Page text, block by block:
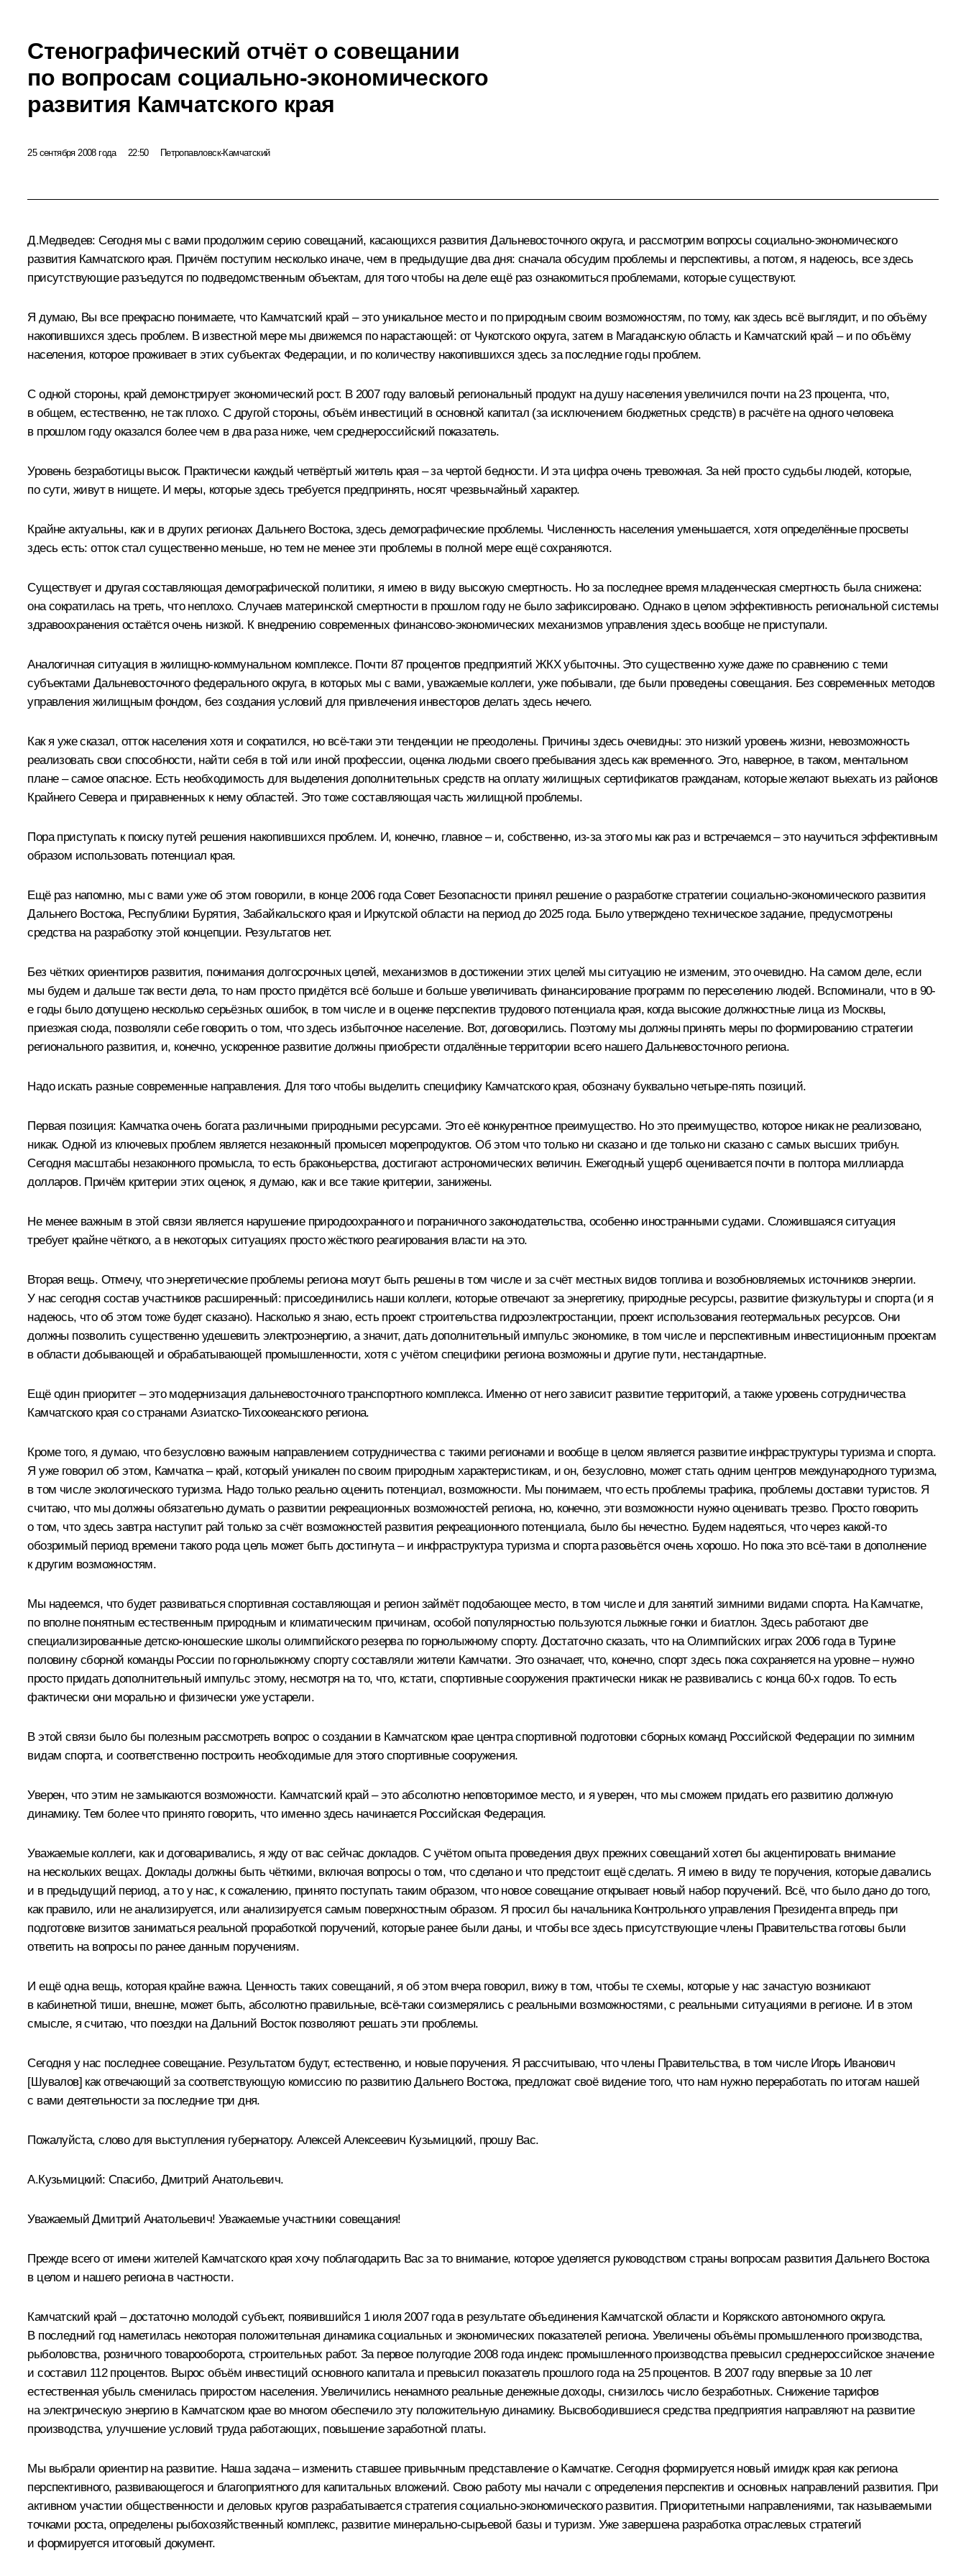
Стенографический отчёт о совещании
по вопросам социально-экономического
развития Камчатского края
25 сентября 2008 года 22:50 Петропавловск-Камчатский
Д.Медведев: Сегодня мы с вами продолжим серию совещаний, касающихся развития Дальневосточного округа, и рассмотрим вопросы социально-экономического
развития Камчатского края. Причём поступим несколько иначе, чем в предыдущие два дня: сначала обсудим проблемы и перспективы, а потом, я надеюсь, все здесь
присутствующие разъедутся по подведомственным объектам, для того чтобы на деле ещё раз ознакомиться проблемами, которые существуют.
Я думаю, Вы все прекрасно понимаете, что Камчатский край – это уникальное место и по природным своим возможностям, по тому, как здесь всё выглядит, и по объёму
накопившихся здесь проблем. В известной мере мы движемся по нарастающей: от Чукотского округа, затем в Магаданскую область и Камчатский край – и по объёму
населения, которое проживает в этих субъектах Федерации, и по количеству накопившихся здесь за последние годы проблем.
С одной стороны, край демонстрирует экономический рост. В 2007 году валовый региональный продукт на душу населения увеличился почти на 23 процента, что,
в общем, естественно, не так плохо. С другой стороны, объём инвестиций в основной капитал (за исключением бюджетных средств) в расчёте на одного человека
в прошлом году оказался более чем в два раза ниже, чем среднероссийский показатель.
Уровень безработицы высок. Практически каждый четвёртый житель края – за чертой бедности. И эта цифра очень тревожная. За ней просто судьбы людей, которые,
по сути, живут в нищете. И меры, которые здесь требуется предпринять, носят чрезвычайный характер.
Крайне актуальны, как и в других регионах Дальнего Востока, здесь демографические проблемы. Численность населения уменьшается, хотя определённые просветы
здесь есть: отток стал существенно меньше, но тем не менее эти проблемы в полной мере ещё сохраняются.
Существует и другая составляющая демографической политики, я имею в виду высокую смертность. Но за последнее время младенческая смертность была снижена:
она сократилась на треть, что неплохо. Случаев материнской смертности в прошлом году не было зафиксировано. Однако в целом эффективность региональной системы
здравоохранения остаётся очень низкой. К внедрению современных финансово-экономических механизмов управления здесь вообще не приступали.
Аналогичная ситуация в жилищно-коммунальном комплексе. Почти 87 процентов предприятий ЖКХ убыточны. Это существенно хуже даже по сравнению с теми
субъектами Дальневосточного федерального округа, в которых мы с вами, уважаемые коллеги, уже побывали, где были проведены совещания. Без современных методов
управления жилищным фондом, без создания условий для привлечения инвесторов делать здесь нечего.
Как я уже сказал, отток населения хотя и сократился, но всё‑таки эти тенденции не преодолены. Причины здесь очевидны: это низкий уровень жизни, невозможность
реализовать свои способности, найти себя в той или иной профессии, оценка людьми своего пребывания здесь как временного. Это, наверное, в таком, ментальном
плане – самое опасное. Есть необходимость для выделения дополнительных средств на оплату жилищных сертификатов гражданам, которые желают выехать из районов
Крайнего Севера и приравненных к нему областей. Это тоже составляющая часть жилищной проблемы.
Пора приступать к поиску путей решения накопившихся проблем. И, конечно, главное – и, собственно, из‑за этого мы как раз и встречаемся – это научиться эффективным
образом использовать потенциал края.
Ещё раз напомню, мы с вами уже об этом говорили, в конце 2006 года Совет Безопасности принял решение о разработке стратегии социально-экономического развития
Дальнего Востока, Республики Бурятия, Забайкальского края и Иркутской области на период до 2025 года. Было утверждено техническое задание, предусмотрены
средства на разработку этой концепции. Результатов нет.
Без чётких ориентиров развития, понимания долгосрочных целей, механизмов в достижении этих целей мы ситуацию не изменим, это очевидно. На самом деле, если
мы будем и дальше так вести дела, то нам просто придётся всё больше и больше увеличивать финансирование программ по переселению людей. Вспоминали, что в 90-
е годы было допущено несколько серьёзных ошибок, в том числе и в оценке перспектив трудового потенциала края, когда высокие должностные лица из Москвы,
приезжая сюда, позволяли себе говорить о том, что здесь избыточное население. Вот, договорились. Поэтому мы должны принять меры по формированию стратегии
регионального развития, и, конечно, ускоренное развитие должны приобрести отдалённые территории всего нашего Дальневосточного региона.
Надо искать разные современные направления. Для того чтобы выделить специфику Камчатского края, обозначу буквально четыре-пять позиций.
Первая позиция: Камчатка очень богата различными природными ресурсами. Это её конкурентное преимущество. Но это преимущество, которое никак не реализовано,
никак. Одной из ключевых проблем является незаконный промысел морепродуктов. Об этом что только ни сказано и где только ни сказано с самых высших трибун.
Сегодня масштабы незаконного промысла, то есть браконьерства, достигают астрономических величин. Ежегодный ущерб оценивается почти в полтора миллиарда
долларов. Причём критерии этих оценок, я думаю, как и все такие критерии, занижены.
Не менее важным в этой связи является нарушение природоохранного и пограничного законодательства, особенно иностранными судами. Сложившаяся ситуация
требует крайне чёткого, а в некоторых ситуациях просто жёсткого реагирования власти на это.
Вторая вещь. Отмечу, что энергетические проблемы региона могут быть решены в том числе и за счёт местных видов топлива и возобновляемых источников энергии.
У нас сегодня состав участников расширенный: присоединились наши коллеги, которые отвечают за энергетику, природные ресурсы, развитие физкультуры и спорта (и я
надеюсь, что об этом тоже будет сказано). Насколько я знаю, есть проект строительства гидроэлектростанции, проект использования геотермальных ресурсов. Они
должны позволить существенно удешевить электроэнергию, а значит, дать дополнительный импульс экономике, в том числе и перспективным инвестиционным проектам
в области добывающей и обрабатывающей промышленности, хотя с учётом специфики региона возможны и другие пути, нестандартные.
Ещё один приоритет – это модернизация дальневосточного транспортного комплекса. Именно от него зависит развитие территорий, а также уровень сотрудничества
Камчатского края со странами Азиатско-Тихоокеанского региона.
Кроме того, я думаю, что безусловно важным направлением сотрудничества с такими регионами и вообще в целом является развитие инфраструктуры туризма и спорта.
Я уже говорил об этом, Камчатка – край, который уникален по своим природным характеристикам, и он, безусловно, может стать одним центров международного туризма,
в том числе экологического туризма. Надо только реально оценить потенциал, возможности. Мы понимаем, что есть проблемы трафика, проблемы доставки туристов. Я
считаю, что мы должны обязательно думать о развитии рекреационных возможностей региона, но, конечно, эти возможности нужно оценивать трезво. Просто говорить
о том, что здесь завтра наступит рай только за счёт возможностей развития рекреационного потенциала, было бы нечестно. Будем надеяться, что через какой‑то
обозримый период времени такого рода цель может быть достигнута – и инфраструктура туризма и спорта разовьётся очень хорошо. Но пока это всё‑таки в дополнение
к другим возможностям.
Мы надеемся, что будет развиваться спортивная составляющая и регион займёт подобающее место, в том числе и для занятий зимними видами спорта. На Камчатке,
по вполне понятным естественным природным и климатическим причинам, особой популярностью пользуются лыжные гонки и биатлон. Здесь работают две
специализированные детско-юношеские школы олимпийского резерва по горнолыжному спорту. Достаточно сказать, что на Олимпийских играх 2006 года в Турине
половину сборной команды России по горнолыжному спорту составляли жители Камчатки. Это означает, что, конечно, спорт здесь пока сохраняется на уровне – нужно
просто придать дополнительный импульс этому, несмотря на то, что, кстати, спортивные сооружения практически никак не развивались с конца 60-х годов. То есть
фактически они морально и физически уже устарели.
В этой связи было бы полезным рассмотреть вопрос о создании в Камчатском крае центра спортивной подготовки сборных команд Российской Федерации по зимним
видам спорта, и соответственно построить необходимые для этого спортивные сооружения.
Уверен, что этим не замыкаются возможности. Камчатский край – это абсолютно неповторимое место, и я уверен, что мы сможем придать его развитию должную
динамику. Тем более что принято говорить, что именно здесь начинается Российская Федерация.
Уважаемые коллеги, как и договаривались, я жду от вас сейчас докладов. С учётом опыта проведения двух прежних совещаний хотел бы акцентировать внимание
на нескольких вещах. Доклады должны быть чёткими, включая вопросы о том, что сделано и что предстоит ещё сделать. Я имею в виду те поручения, которые давались
и в предыдущий период, а то у нас, к сожалению, принято поступать таким образом, что новое совещание открывает новый набор поручений. Всё, что было дано до того,
как правило, или не анализируется, или анализируется самым поверхностным образом. Я просил бы начальника Контрольного управления Президента впредь при
подготовке визитов заниматься реальной проработкой поручений, которые ранее были даны, и чтобы все здесь присутствующие члены Правительства готовы были
ответить на вопросы по ранее данным поручениям.
И ещё одна вещь, которая крайне важна. Ценность таких совещаний, я об этом вчера говорил, вижу в том, чтобы те схемы, которые у нас зачастую возникают
в кабинетной тиши, внешне, может быть, абсолютно правильные, всё‑таки соизмерялись с реальными возможностями, с реальными ситуациями в регионе. И в этом
смысле, я считаю, что поездки на Дальний Восток позволяют решать эти проблемы.
Сегодня у нас последнее совещание. Результатом будут, естественно, и новые поручения. Я рассчитываю, что члены Правительства, в том числе Игорь Иванович
[Шувалов] как отвечающий за соответствующую комиссию по развитию Дальнего Востока, предложат своё видение того, что нам нужно переработать по итогам нашей
с вами деятельности за последние три дня.
Пожалуйста, слово для выступления губернатору. Алексей Алексеевич Кузьмицкий, прошу Вас.
А.Кузьмицкий: Спасибо, Дмитрий Анатольевич.
Уважаемый Дмитрий Анатольевич! Уважаемые участники совещания!
Прежде всего от имени жителей Камчатского края хочу поблагодарить Вас за то внимание, которое уделяется руководством страны вопросам развития Дальнего Востока
в целом и нашего региона в частности.
Камчатский край – достаточно молодой субъект, появившийся 1 июля 2007 года в результате объединения Камчатской области и Корякского автономного округа.
В последний год наметилась некоторая положительная динамика социальных и экономических показателей региона. Увеличены объёмы промышленного производства,
рыболовства, розничного товарооборота, строительных работ. За первое полугодие 2008 года индекс промышленного производства превысил среднероссийское значение
и составил 112 процентов. Вырос объём инвестиций основного капитала и превысил показатель прошлого года на 25 процентов. В 2007 году впервые за 10 лет
естественная убыль сменилась приростом населения. Увеличились ненамного реальные денежные доходы, снизилось число безработных. Снижение тарифов
на электрическую энергию в Камчатском крае во многом обеспечило эту положительную динамику. Высвободившиеся средства предприятия направляют на развитие
производства, улучшение условий труда работающих, повышение заработной платы.
Мы выбрали ориентир на развитие. Наша задача – изменить ставшее привычным представление о Камчатке. Сегодня формируется новый имидж края как региона
перспективного, развивающегося и благоприятного для капитальных вложений. Свою работу мы начали с определения перспектив и основных направлений развития. При
активном участии общественности и деловых кругов разрабатывается стратегия социально-экономического развития. Приоритетными направлениями, так называемыми
точками роста, определены рыбохозяйственный комплекс, развитие минерально-сырьевой базы и туризм. Уже завершена разработка отраслевых стратегий
и формируется итоговый документ.